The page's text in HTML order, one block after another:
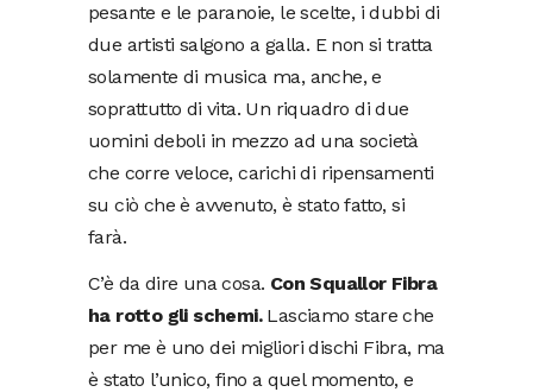
pesante e le paranoie, le scelte, i dubbi di
due artisti salgono a galla. E non si tratta
solamente di musica ma, anche, e
soprattutto di vita. Un riquadro di due
uomini deboli in mezzo ad una società
che corre veloce, carichi di ripensamenti
su ciò che è avvenuto, è stato fatto, si
farà.
C’è da dire una cosa. Con Squallor Fibra
ha rotto gli schemi.Lasciamo stare che
per me è uno dei migliori dischi Fibra, ma
è stato l’unico, fino a quel momento, e